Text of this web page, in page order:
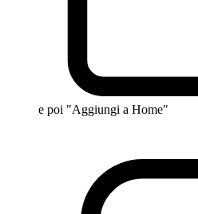
e poi "Aggiungi a Home"